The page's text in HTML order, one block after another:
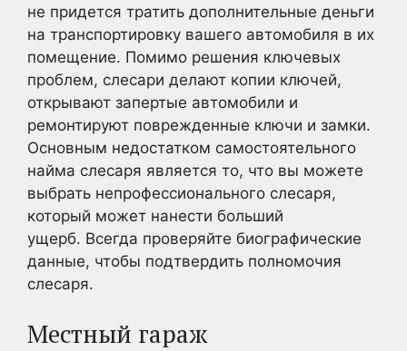
не придется тратить дополнительные деньги
на транспортировку вашего автомобиля в их
помещение. Помимо решения ключевых
проблем, слесари делают копии ключей,
открывают запертые автомобили и
ремонтируют поврежденные ключи и замки.
Основным недостатком самостоятельного
найма слесаря является то, что вы можете
выбрать непрофессионального слесаря,
который может нанести больший
ущерб. Всегда проверяйте биографические
данные, чтобы подтвердить полномочия
слесаря.
Местный гараж